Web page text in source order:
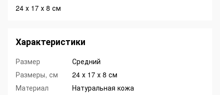
24 х 17 х 8 см
Характеристики
Размер
Средний
Размеры, см
24 х 17 х 8 см
Материал
Натуральная кожа